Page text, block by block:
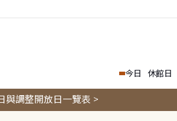
今日 休館日
與調整開放日一覽表 >